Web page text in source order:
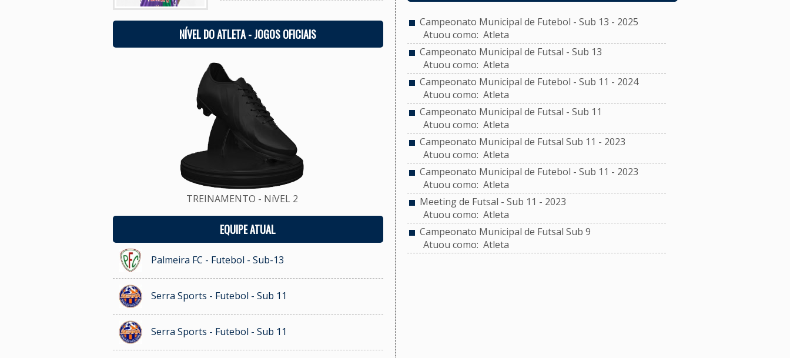
NÍVEL DO ATLETA - JOGOS OFICIAIS
TREINAMENTO - NíVEL 2
EQUIPE ATUAL
Palmeira FC - Futebol - Sub-13
Serra Sports - Futebol - Sub 11
Serra Sports - Futebol - Sub 11
Campeonato Municipal de Futebol - Sub 13 - 2025
Atuou como: Atleta
Campeonato Municipal de Futsal - Sub 13
Atuou como: Atleta
Campeonato Municipal de Futebol - Sub 11 - 2024
Atuou como: Atleta
Campeonato Municipal de Futsal - Sub 11
Atuou como: Atleta
Campeonato Municipal de Futsal Sub 11 - 2023
Atuou como: Atleta
Campeonato Municipal de Futebol - Sub 11 - 2023
Atuou como: Atleta
Meeting de Futsal - Sub 11 - 2023
Atuou como: Atleta
Campeonato Municipal de Futsal Sub 9
Atuou como: Atleta